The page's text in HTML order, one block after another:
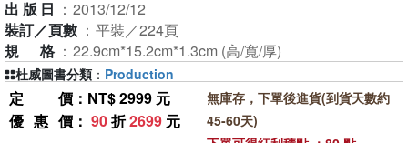
出版日 ： 2013/12/12
裝訂／頁數 ： 平裝／224頁
規格 ： 22.9cm*15.2cm*1.3cm (高/寬/厚)
定價 ：NT$ 2999 元
優惠價 ： 90折2699 元
無庫存，下單後進貨(到貨天數約
45-60天)
杜威圖書分類 ： Production